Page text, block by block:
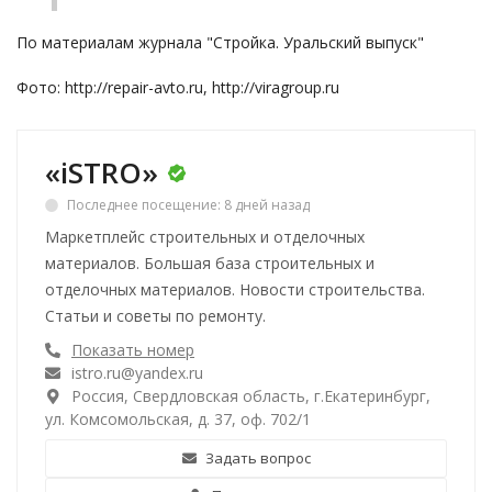
По материалам журнала "Стройка. Уральский выпуск"
Фото: http://repair-avto.ru, http://viragroup.ru
«iSTRO»
Последнее посещение: 8 дней назад
Маркетплейс строительных и отделочных
материалов. Большая база строительных и
отделочных материалов. Новости строительства.
Статьи и советы по ремонту.
Показать номер
istro.ru@yandex.ru
Россия, Свердловская область, г.Екатеринбург,
ул. Комсомольская, д. 37, оф. 702/1
Задать вопрос